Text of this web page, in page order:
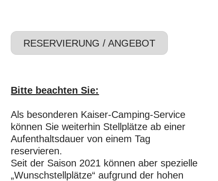
RESERVIERUNG / ANGEBOT
Bitte beachten Sie:
Als besonderen Kaiser-Camping-Service
können Sie weiterhin Stellplätze ab einer
Aufenthaltsdauer von einem Tag
reservieren.
Seit der Saison 2021 können aber spezielle
„Wunschstellplätze“ aufgrund der hohen